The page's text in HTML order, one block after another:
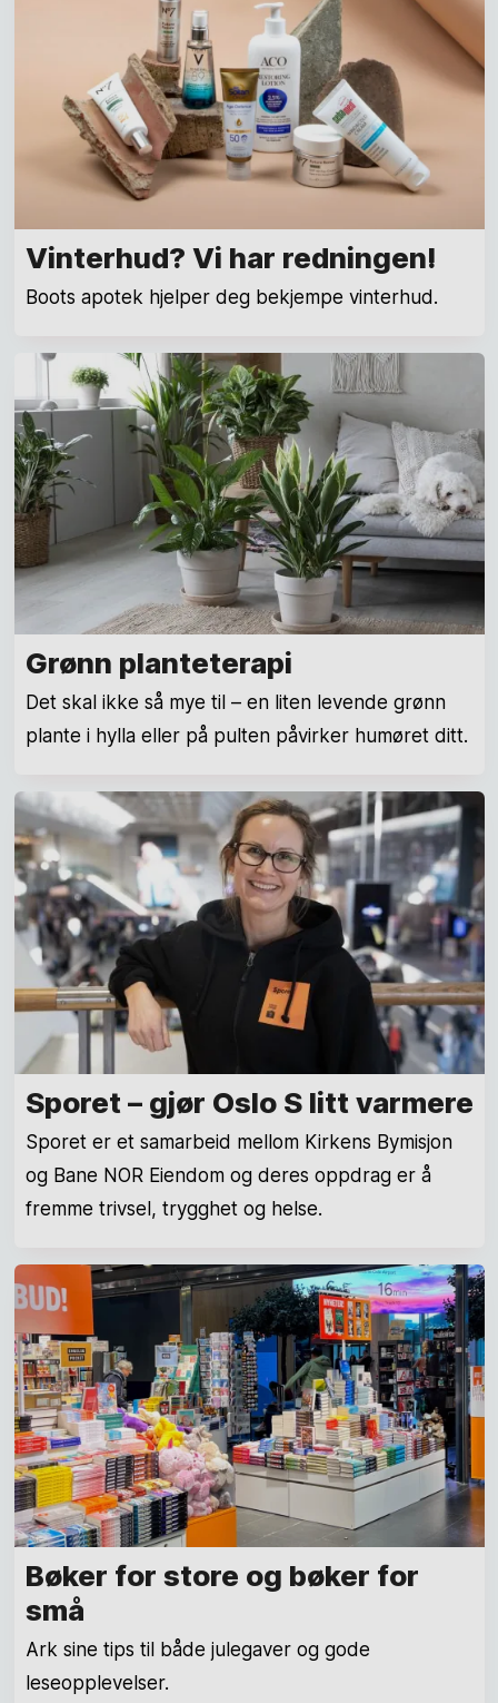
Vinterhud? Vi har redningen!
Boots apotek hjelper deg bekjempe vinterhud.
Grønn planteterapi
Det skal ikke så mye til – en liten levende grønn
plante i hylla eller på pulten påvirker humøret ditt.
Sporet – gjør Oslo S litt varmere
Sporet er et samarbeid mellom Kirkens Bymisjon
og Bane NOR Eiendom og deres oppdrag er å
fremme trivsel, trygghet og helse.
Bøker for store og bøker for
små
Ark sine tips til både julegaver og gode
leseopplevelser.